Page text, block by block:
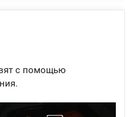
с помощью